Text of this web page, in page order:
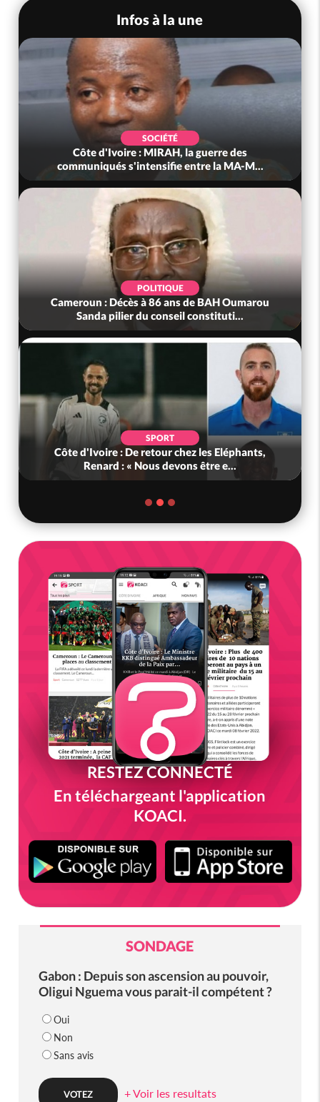
Infos à la une
SOCIÉTÉ
Côte d'Ivoire : MIRAH, la guerre des
communiqués s'intensifie entre la MA-M...
POLITIQUE
Cameroun : Décès à 86 ans de BAH Oumarou
Sanda pilier du conseil constituti...
SPORT
Côte d'Ivoire : De retour chez les Eléphants,
Renard : « Nous devons être e...
RESTEZ CONNECTÉ
En téléchargeant l'application
KOACI.
SONDAGE
Gabon : Depuis son ascension au pouvoir,
Oligui Nguema vous parait-il compétent ?
Oui
Non
Sans avis
+ Voir les resultats